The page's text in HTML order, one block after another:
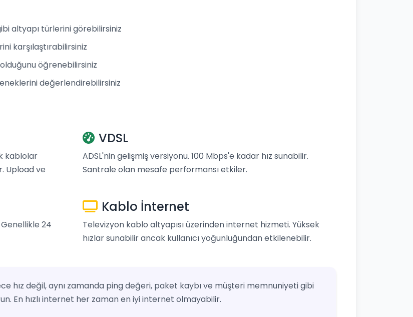
altyapı türlerini görebilirsiniz
karşılaştırabilirsiniz
öğrenebilirsiniz
değerlendirebilirsiniz
kablolar
Upload ve
VDSL
ADSL'nin gelişmiş versiyonu. 100 Mbps'e kadar hız sunabilir.
Santrale olan mesafe performansı etkiler.
24
Kablo İnternet
Televizyon kablo altyapısı üzerinden internet hizmeti. Yüksek
hızlar sunabilir ancak kullanıcı yoğunluğundan etkilenebilir.
hız değil, aynı zamanda ping değeri, paket kaybı ve müşteri memnuniyeti gibi
En hızlı internet her zaman en iyi internet olmayabilir.